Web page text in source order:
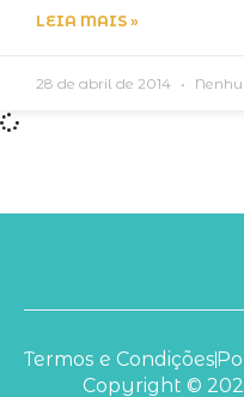
LEIA MAIS »
28 de abril de 2014
Copyright ©
Termos e Condições